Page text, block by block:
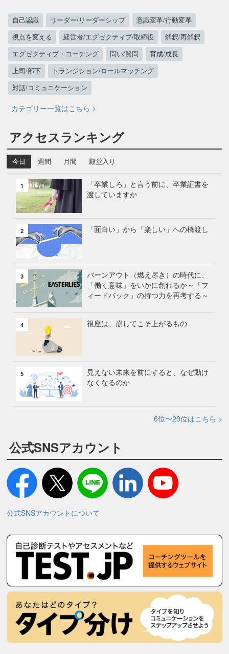
自己認識 リーダー/リーダーシップ
意識変革/行動変革
視点を変える
経営者/エグゼクティブ/取締役
解釈/再解釈
エグゼクティブ・コーチング
問い/質問
育成/成長
上司/部下
トランジション/ロールマッチング
対話/コミュニケーション
カテゴリー一覧はこちら >
アクセスランキング
今日 週間 月間 殿堂入り
1
「卒業しろ」と言う前に、卒業証書を
渡していますか
2 「面白い」から「楽しい」への橋渡し
3
バーンアウト（燃え尽き）の時代に、
「働く意味」をいかに創れるか～「フ
ィードバック」の持つ力を再考する～
4 視座は、崩してこそ上がるもの
5
見えない未来を前にすると、なぜ動け
なくなるのか
6位〜20位はこちら >
公式SNSアカウント
公式SNSアカウントについて